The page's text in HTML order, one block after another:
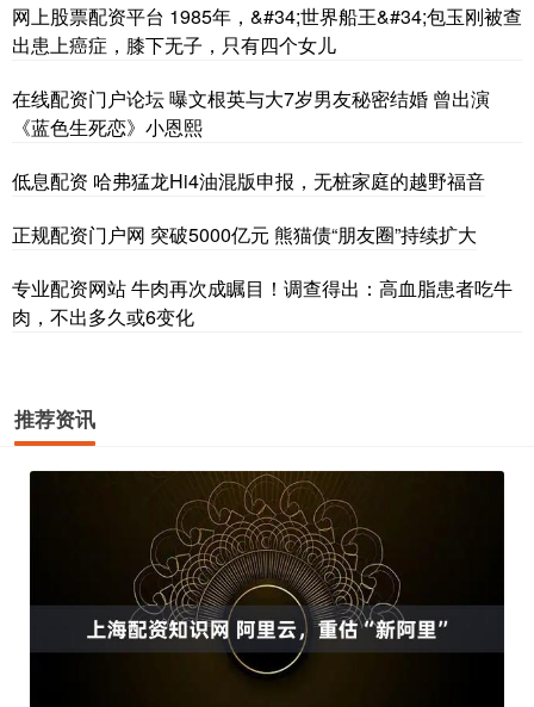
网上股票配资平台 1985年，&#34;世界船王&#34;包玉刚被查
出患上癌症，膝下无子，只有四个女儿
在线配资门户论坛 曝文根英与大7岁男友秘密结婚 曾出演
《蓝色生死恋》小恩熙
低息配资 哈弗猛龙Hi4油混版申报，无桩家庭的越野福音
正规配资门户网 突破5000亿元 熊猫债“朋友圈”持续扩大
专业配资网站 牛肉再次成瞩目！调查得出：高血脂患者吃牛
肉，不出多久或6变化
推荐资讯